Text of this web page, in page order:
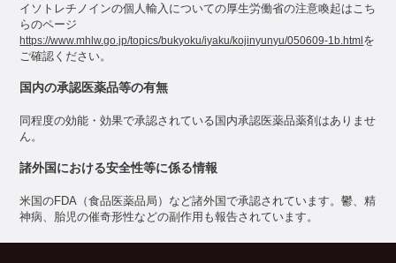
3. 当社は、当社の定めるプライバシーポリシーで定義される個人情
報を含まない限りにおいて、登録情報または本サービスの利用状況
についての情報を、あらゆるものに二次利用することができるもの
とします。これらの情報に関わる知的財産権は当社が保有するもの
利用者データを、本サービスの提供する機能を通じてのみ閲覧・利
5. 次の各号の場合には、利用者の事前の同意なく、当社は利用者情
(1)法令に基づき開示を求められた場合
(2)代金の決済、連絡等、本サービスにおいて基本的な業務の遂行
イソトレチノインの個人輸入についての厚生労働省の注意喚起はこち
らのページ
https://www.mhlw.go.jp/topics/bukyoku/iyaku/kojinyunyu/050609-1b.htmlを
ご確認ください。
国内の承認医薬品等の有無
同程度の効能・効果で承認されている国内承認医薬品薬剤はありませ
ん。
諸外国における安全性等に係る情報
米国のFDA（食品医薬品局）など諸外国で承認されています。鬱、精
神病、胎児の催奇形性などの副作用も報告されています。